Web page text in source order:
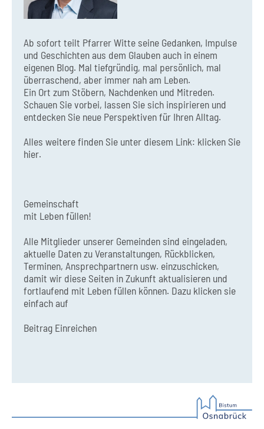
Ab sofort teilt Pfarrer Witte seine Gedanken, Impulse
und Geschichten aus dem Glauben auch in einem
eigenen Blog. Mal tiefgründig, mal persönlich, mal
überraschend, aber immer nah am Leben.
Ein Ort zum Stöbern, Nachdenken und Mitreden.
Schauen Sie vorbei, lassen Sie sich inspirieren und
entdecken Sie neue Perspektiven für Ihren Alltag.
Alles weitere finden Sie unter diesem Link: klicken Sie
hier.
Gemeinschaft
mit Leben füllen!
Alle Mitglieder unserer Gemeinden sind eingeladen,
aktuelle Daten zu Veranstaltungen, Rückblicken,
Terminen, Ansprechpartnern usw. einzuschicken,
damit wir diese Seiten in Zukunft aktualisieren und
fortlaufend mit Leben füllen können. Dazu klicken sie
einfach auf
Beitrag Einreichen